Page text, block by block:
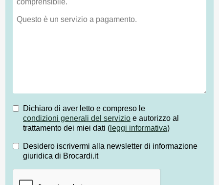
Dichiaro di aver letto e compreso le
condizioni generali del servizio e autorizzo al
trattamento dei miei dati ( leggi informativa)
Desidero iscrivermi alla newsletter di informazione
giuridica di Brocardi.it